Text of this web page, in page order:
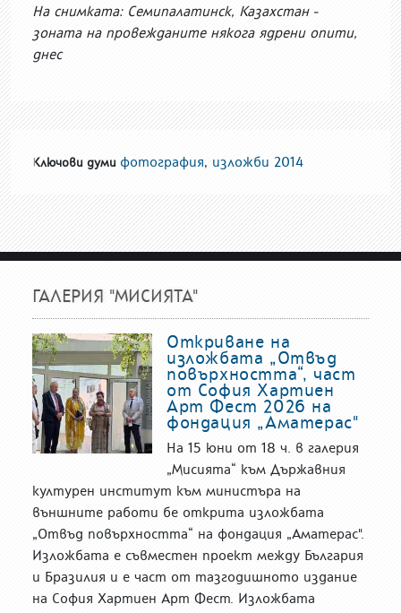
На снимката: Семипалатинск, Казахстан -
зоната на провежданите някога ядрени опити,
днес
Ключови думи фотография, изложби 2014
ГАЛЕРИЯ "МИСИЯТА"
Откриване на
изложбата „Отвъд
повърхността“, част
от София Хартиен
Арт Фест 2026 на
фондация „Аматерас"
На 15 юни от 18 ч. в галерия
„Мисията“ към Държавния
културен институт към министъра на
външните работи бе открита изложбата
„Отвъд повърхността“ на фондация „Аматерас".
Изложбата е съвместен проект между България
и Бразилия и е част от тазгодишното издание
на София Хартиен Арт Фест. Изложбата